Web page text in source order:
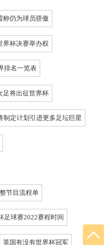
称仍为球员骄傲
界杯决赛举办权
排名一览表
足将出征世界杯
制定计划引进更多足坛巨星
节目流程单
足球赛2022赛程时间
英国有没有世界杯冠军